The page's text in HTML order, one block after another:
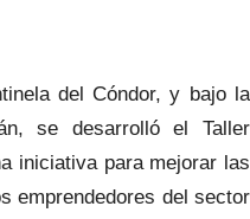
del Cóndor, y bajo la
se desarrolló el Taller
iniciativa para mejorar las
emprendedores del sector